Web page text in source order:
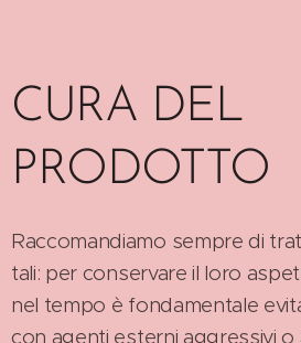
CURA DEL
PRODOTTO
Raccomandiamo sempre di
tali: per conservare il loro
nel tempo è fondamentale
con agenti esterni aggressivi o